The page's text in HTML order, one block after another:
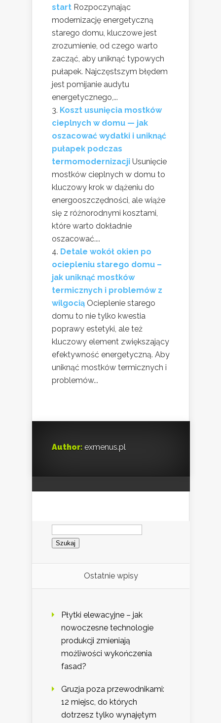
start Rozpoczynając
modernizację energetyczną
starego domu, kluczowe jest
zrozumienie, od czego warto
zacząć, aby uniknąć typowych
pułapek. Najczęstszym błędem
jest pomijanie audytu
energetycznego,...
Koszt usunięcia mostków
cieplnych w domu — jak
oszacować wydatki i uniknąć
pułapek podczas
termomodernizacji Usunięcie
mostków cieplnych w domu to
kluczowy krok w dążeniu do
energooszczędności, ale wiąże
się z różnorodnymi kosztami,
które warto dokładnie
oszacować....
Detale wokół okien po
ociepleniu starego domu –
jak uniknąć mostków
termicznych i problemów z
wilgocią Ocieplenie starego
domu to nie tylko kwestia
poprawy estetyki, ale też
kluczowy element zwiększający
efektywność energetyczną. Aby
uniknąć mostków termicznych i
problemów...
Author: exmenus.pl
Szukaj:
Ostatnie wpisy
Płytki elewacyjne – jak
nowoczesne technologie
produkcji zmieniają
możliwości wykończenia
fasad?
Gruzja poza przewodnikami:
12 miejsc, do których
dotrzesz tylko wynajętym